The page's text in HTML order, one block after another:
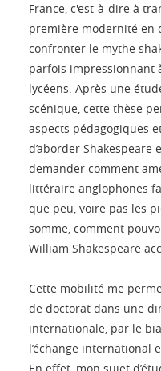
France, c'est-à-dire à
première modernité en
confronter le mythe
parfois impressionnant
lycéens. Après une
scénique, cette thèse
aspects pédagogiques
d’aborder Shakespeare
demander comment
littéraire anglophones
que peu, voire pas les
somme, comment
William Shakespeare
Cette mobilité me
de doctorat dans une
internationale, par le
l’échange international